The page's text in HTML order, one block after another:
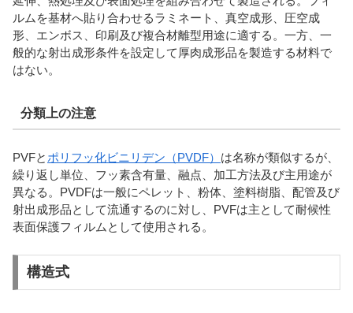
ルムを基材へ貼り合わせるラミネート、真空成形、圧空成
形、エンボス、印刷及び複合材離型用途に適する。一方、一
般的な射出成形条件を設定して厚肉成形品を製造する材料で
はない。
分類上の注意
PVFと ポリフッ化ビニリデン（PVDF） は名称が類似するが、
繰り返し単位、フッ素含有量、融点、加工方法及び主用途が
異なる。PVDFは一般にペレット、粉体、塗料樹脂、配管及び
射出成形品として流通するのに対し、PVFは主として耐候性
表面保護フィルムとして使用される。
構造式